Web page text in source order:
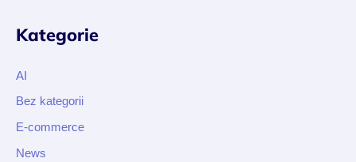
Kategorie
AI
Bez kategorii
E-commerce
News